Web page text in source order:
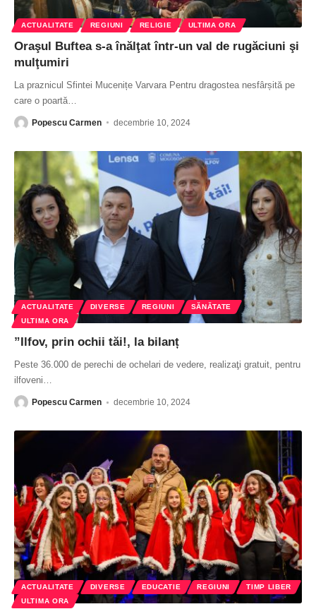
ACTUALITATE REGIUNI RELIGIE ULTIMA ORA
Oraşul Buftea s-a înălţat într-un val de rugăciuni şi
mulţumiri
La praznicul Sfintei Mucenițe Varvara Pentru dragostea nesfârșită pe
care o poartă
Popescu Carmen decembrie 10, 2024
ACTUALITATE DIVERSE REGIUNI
SĂNĂTATE
ULTIMA ORA
”Ilfov, prin ochii tăi!, la bilanț
Peste 36.000 de perechi de ochelari de vedere, realizaţi gratuit, pentru
ilfoveni…
Popescu Carmen decembrie 10, 2024
ACTUALITATE DIVERSE EDUCATIE REGIUNI
TIMP LIBER
ULTIMA ORA